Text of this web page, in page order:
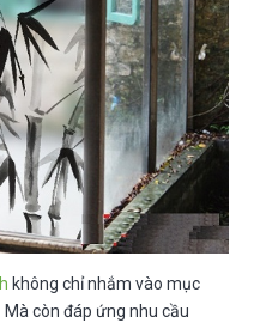
không chỉ nhắm vào mục
còn đáp ứng nhu cầu